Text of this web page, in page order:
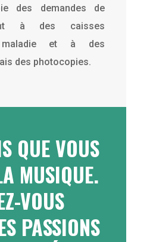
des demandes de
à des caisses
maladie et à des
des photocopies.
QUE VOUS
MUSIQUE.
VOUS
PASSIONS